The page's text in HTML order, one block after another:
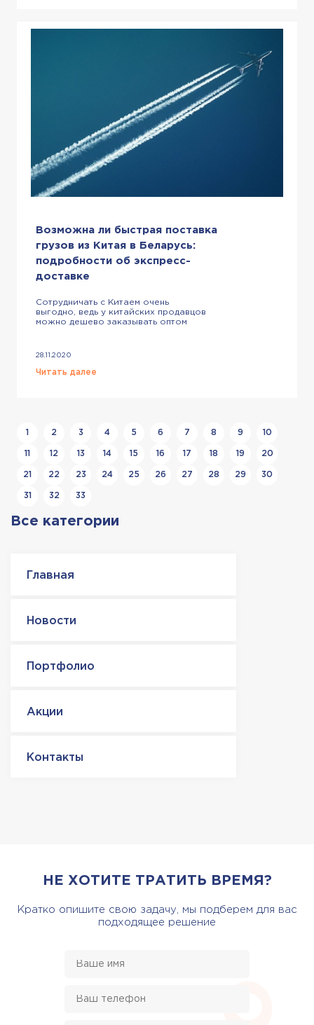
огромный выбор. Отменное качество
28.11.2020
Возможна ли быстрая поставка
грузов из Китая в Беларусь:
подробности об экспресс-
доставке
Сотрудничать с Китаем очень
выгодно, ведь у китайских продавцов
можно дешево заказывать оптом
заказы? Да. Достаточно
грузов из Китая, которая является
ждут 2, […]
Читать далее
1 2 3 4 5 6 7 8 9 10
11 12 13 14 15 16 17 18 19 20
21 22 23 24 25 26 27 28 29 30
31 32 33
Все категории
Главная
Новости
Портфолио
Акции
Контакты
НЕ ХОТИТЕ ТРАТИТЬ ВРЕМЯ?
Кратко опишите свою задачу, мы подберем для вас
подходящее решение